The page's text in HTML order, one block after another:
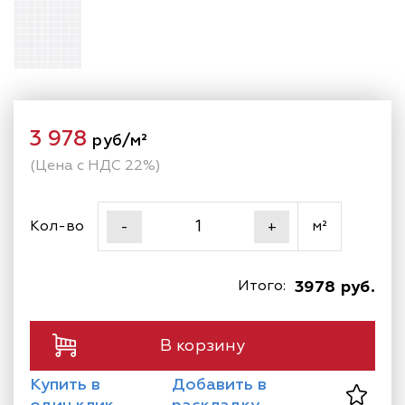
3 978 руб/м²
(Цена с НДС 22%)
Кол-во - + м²
3978 руб.
Итого:
В корзину
Купить в
Добавить в